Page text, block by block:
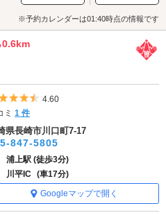
※予約カレンダーは01:40時点の情報です
0.6km
5つ星のうち4.5
4.60
ミ1 件
県長崎市川口町7-17
847-5805
浦上駅 (徒歩3分)
川平IC (車17分)
Googleマップで開く